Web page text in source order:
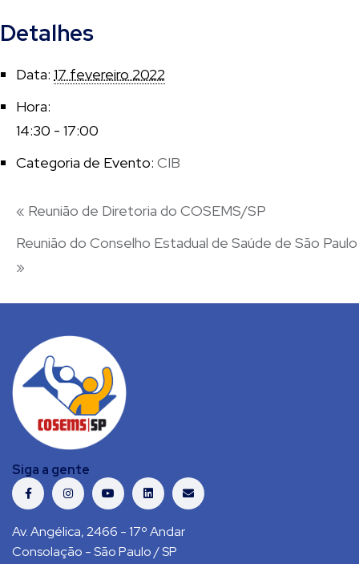
Detalhes
Data: 17 fevereiro 2022
Hora:
14:30 - 17:00
Categoria de Evento: CIB
« Reunião de Diretoria do COSEMS/SP
Reunião do Conselho Estadual de Saúde de São Paulo
»
Siga a gente
Av. Angélica, 2466 - 17º Andar
Consolação - São Paulo / SP